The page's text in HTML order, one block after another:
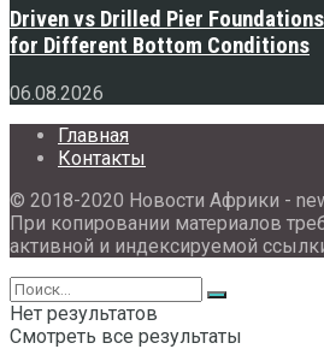
Driven vs Drilled Pier
for Different Bottom Conditions
06.08.2026
Главная
Контакты
© 2018-2020 Новости Африки -
При копировании материалов
активной и индексируемой
Нет результатов
Смотреть все результаты